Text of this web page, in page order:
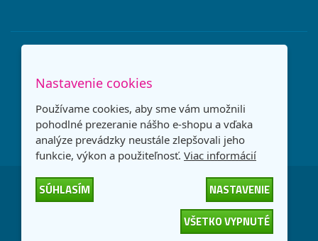
Slovensko
-
Všetky práva vyhradené
Nastavenie cookies
Používame cookies, aby sme vám umožnili
pohodlné prezeranie nášho e-shopu a vďaka
analýze prevádzky neustále zlepšovali jeho
funkcie, výkon a použiteľnosť. Viac informácií
SÚHLASÍM
NASTAVENIE
VŠETKO VYPNUTÉ